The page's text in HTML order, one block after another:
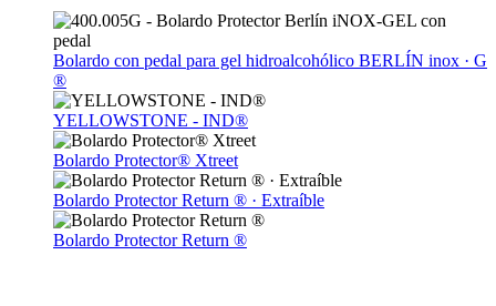
Bolardo con pedal para gel hidroalcohólico BERLÍN inox · G
®
YELLOWSTONE - IND®
Bolardo Protector® Xtreet
Bolardo Protector Return ® · Extraíble
Bolardo Protector Return ®